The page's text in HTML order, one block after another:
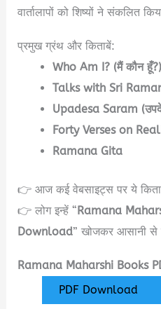
वार्तालापों को शिष्यों ने संकलित
प्रमुख ग्रंथ और किताबें:
Who Am I? (मैं कौन हूँ?)
Talks with Sri
Upadesa Saram
Forty Verses on
Ramana Gita
👉 आज कई वेबसाइट्स पर ये
👉 लोग इन्हें “Ramana
Download” खोजकर आसानी से
Ramana Maharshi Books
PDF Download